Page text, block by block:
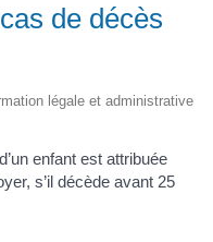
de décès
légale et administrative
enfant est attribuée
s’il décède avant 25